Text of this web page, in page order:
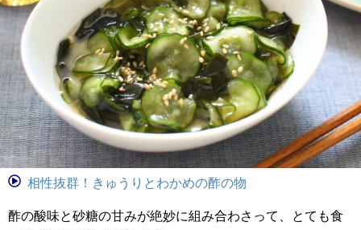
相性抜群！きゅうりとわかめの酢の物
酢の酸味と砂糖の甘みが絶妙に組み合わさって、とても食